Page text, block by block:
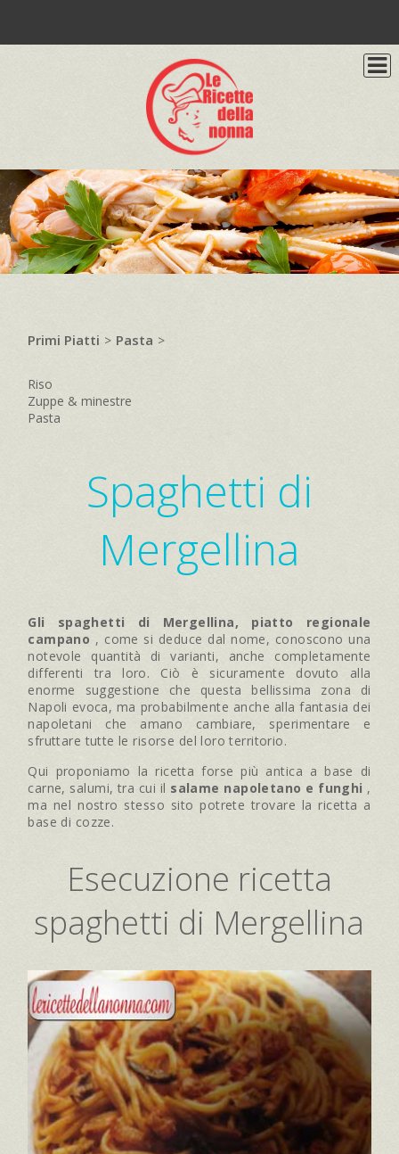
Primi Piatti > Pasta >
Riso
Zuppe & minestre
Pasta
Spaghetti di
Mergellina
Gli spaghetti di Mergellina, piatto regionale
campano , come si deduce dal nome, conoscono una
notevole quantità di varianti, anche completamente
differenti tra loro. Ciò è sicuramente dovuto alla
enorme suggestione che questa bellissima zona di
Napoli evoca, ma probabilmente anche alla fantasia dei
napoletani che amano cambiare, sperimentare e
sfruttare tutte le risorse del loro territorio.
Qui proponiamo la ricetta forse più antica a base di
carne, salumi, tra cui il salame napoletano e funghi ,
ma nel nostro stesso sito potrete trovare la ricetta a
base di cozze.
Esecuzione ricetta
spaghetti di Mergellina